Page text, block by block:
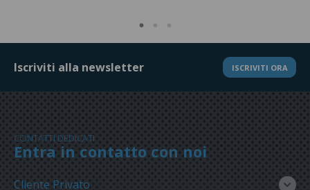
Iscriviti alla newsletter ISCRIVITI ORA
CONTATTI DEDICATI
Entra in contatto con noi
Cliente Privato